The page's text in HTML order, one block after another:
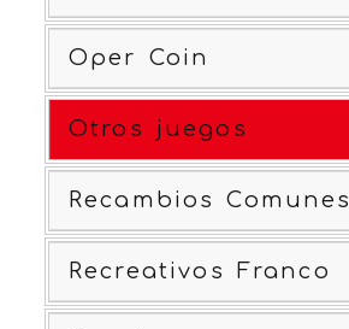
Oper Coin
Otros juegos
Recambios Comunes
Recreativos Franco